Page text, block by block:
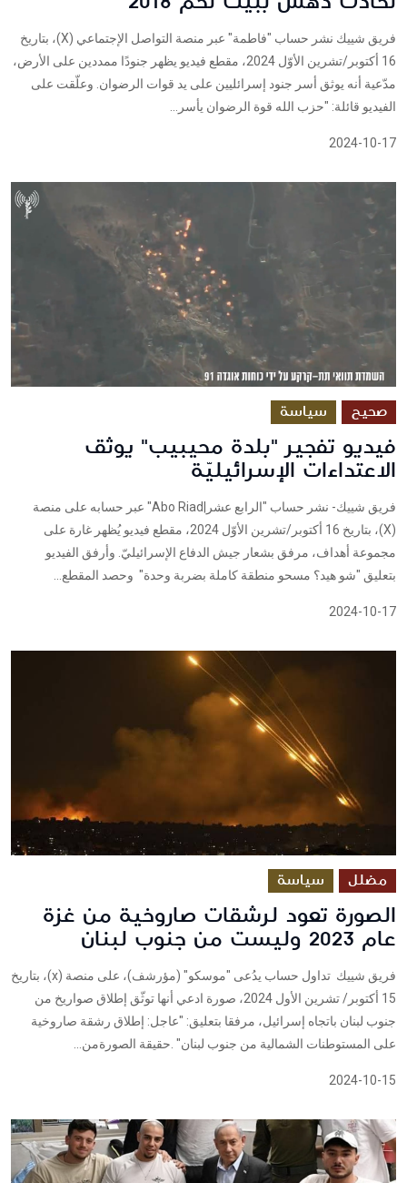
فريق شييك نشر حساب "فاطمة" عبر منصة التواصل الإجتماعي (X)، بتاريخ
16 أكتوبر/تشرين الأوّل 2024، مقطع فيديو يظهر جنودًا ممددين على الأرض،
مدّعية أنه يوثق أسر جنود إسرائليين على يد قوات الرضوان. وعلّقت على
الفيديو قائلة: "حزب الله قوة الرضوان يأسر...
2024-10-17
صحيح سياسة
فيديو تفجير "بلدة محيبيب" يوثق
الاعتداءات الإسرائيليّة
فريق شييك- نشر حساب "الرابع عشر|Abo Riad" عبر حسابه على منصة
(X)، بتاريخ 16 أكتوبر/تشرين الأوّل 2024، مقطع فيديو يُظهر غارة على
مجموعة أهداف، مرفق بشعار جيش الدفاع الإسرائيليّ. وأرفق الفيديو
بتعليق "شو هيد؟ مسحو منطقة كاملة بضربة وحدة" وحصد المقطع...
2024-10-17
مضلل سياسة
الصورة تعود لرشقات صاروخية من غزة
عام 2023 وليست من جنوب لبنان
فريق شييك تداول حساب يدُعى "موسكو" (مؤرشف)، على منصة (x)، بتاريخ
15 أكتوبر/ تشرين الأول 2024، صورة ادعي أنها توثّق إطلاق صواريخ من
جنوب لبنان باتجاه إسرائيل، مرفقا بتعليق: "عاجل: إطلاق رشقة صاروخية
على المستوطنات الشمالية من جنوب لبنان" .حقيقة الصورةمن...
2024-10-15